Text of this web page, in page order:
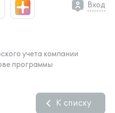
Вход
учета компании
программы
К списку